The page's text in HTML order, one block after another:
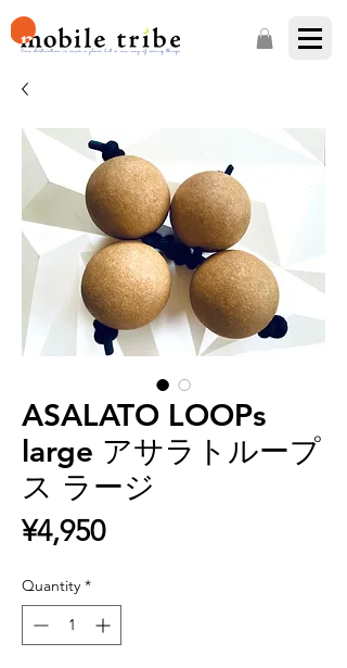
ASALATO LOOPs
large アサラトループ
ス ラージ
¥4,950Price
Quantity *